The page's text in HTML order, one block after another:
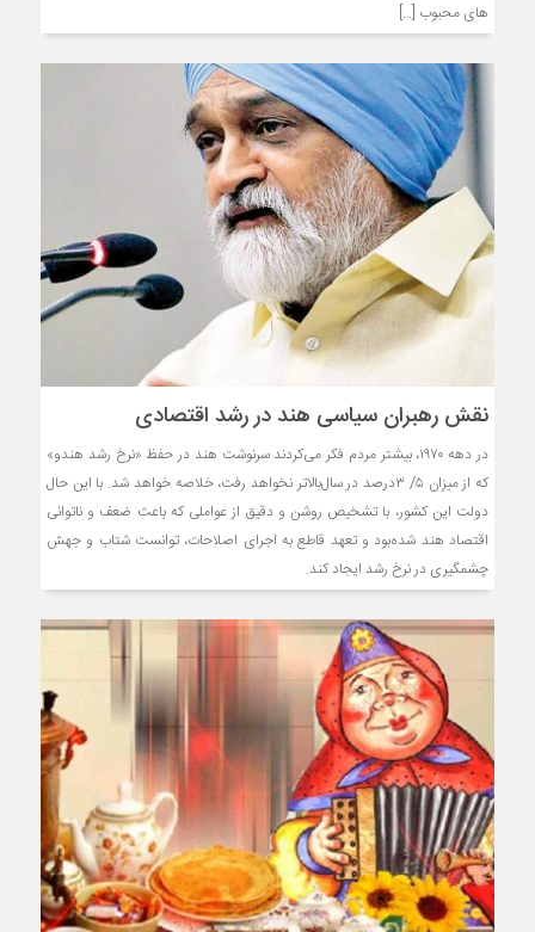
های محبوب […]
نقش رهبران سیاسی هند در رشد اقتصادی
در دهه ۱۹۷۰، بیشتر مردم فکر می‌کردند سرنوشت هند در حفظ «نرخ رشد هندو»
که از میزان ۵/ ۳درصد در سال‌بالاتر نخواهد رفت، خلاصه خواهد شد. با این حال
دولت این کشور، با تشخیص روشن و دقیق از عواملی که باعث ضعف و ناتوانی
اقتصاد هند شده‌بود و تعهد قاطع به اجرای اصلاحات، توانست شتاب و جهش
چشمگیری در نرخ رشد ایجاد کند.